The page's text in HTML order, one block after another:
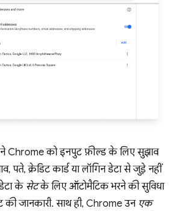
Chrome को इनपुट फ़ील्ड के लिए सुझाव
पते, क्रेडिट कार्ड या लॉगिन डेटा से जुड़े नहीं
के सेटके लिए ऑटोमैटिक भरने की सुविधा
जानकारी. साथ ही, Chrome उन एक